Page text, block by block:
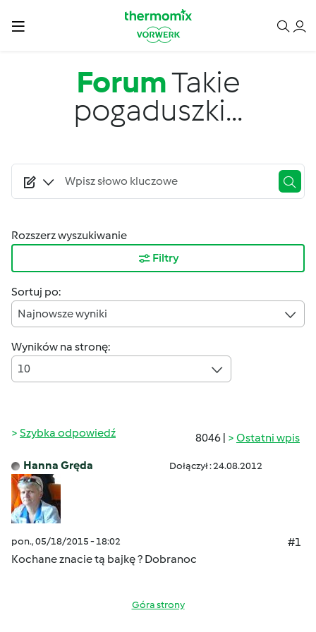
ForumTakie
pogaduszki...
Rozszerz wyszukiwanie
Filtry
Sortuj po:
Najnowsze wyniki
Wyników na stronę:
10
8046 | Ostatni wpis
Szybka odpowiedź
Hanna Gręda Dołączył : 24.08.2012
pon., 05/18/2015 - 18:02
#1
Kochane znacie tą bajkę ? Dobranoc
Góra strony